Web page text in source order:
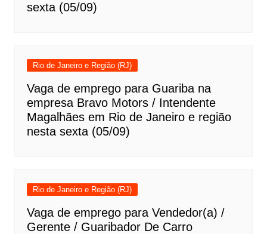
sexta (05/09)
Rio de Janeiro e Região (RJ)
Vaga de emprego para Guariba na
empresa Bravo Motors / Intendente
Magalhães em Rio de Janeiro e região
nesta sexta (05/09)
Rio de Janeiro e Região (RJ)
Vaga de emprego para Vendedor(a) /
Gerente / Guaribador De Carro